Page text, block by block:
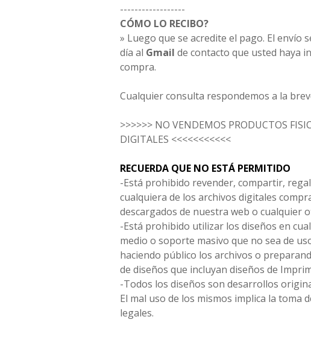
------------------
CÓMO LO RECIBO?
» Luego que se acredite el pago. El envío
día al Gmail de contacto que usted haya
compra.
Cualquier consulta respondemos a la
>>>>>> NO VENDEMOS PRODUCTOS
DIGITALES <<<<<<<<<<<
RECUERDA QUE NO ESTÁ PERMITIDO
-Está prohibido revender, compartir,
cualquiera de los archivos digitales
descargados de nuestra web o cualquier
-Está prohibido utilizar los diseños en
medio o soporte masivo que no sea de
haciendo público los archivos o
de diseños que incluyan diseños de
-Todos los diseños son desarrollos
El mal uso de los mismos implica la toma
legales.